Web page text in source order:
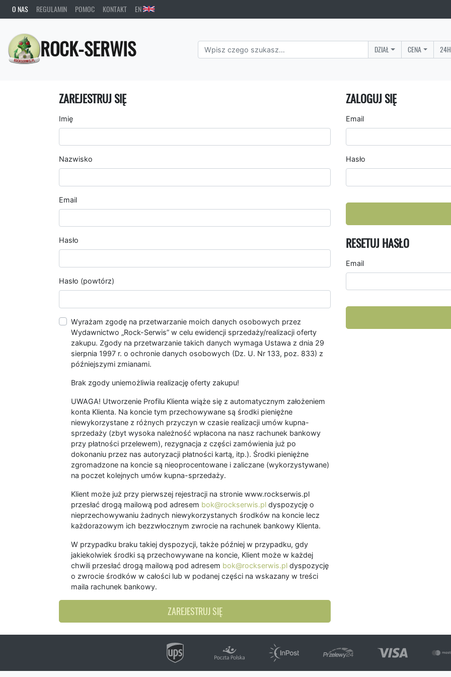
O NAS REGULAMIN POMOC KONTAKT EN
ROCK-SERWIS DZIAŁ CENA
ZAREJESTRUJ SIĘ
Imię
Nazwisko
Email
Hasło
Hasło (powtórz)
Wyrażam zgodę na przetwarzanie moich danych osobowych przez
Wydawnictwo „Rock-Serwis” w celu ewidencji sprzedaży/realizacji oferty
zakupu. Zgody na przetwarzanie takich danych wymaga Ustawa z dnia 29
sierpnia 1997 r. o ochronie danych osobowych (Dz. U. Nr 133, poz. 833) z
późniejszymi zmianami.
Brak zgody uniemożliwia realizację oferty zakupu!
UWAGA! Utworzenie Profilu Klienta wiąże się z automatycznym założeniem
konta Klienta. Na koncie tym przechowywane są środki pieniężne
niewykorzystane z różnych przyczyn w czasie realizacji umów kupna-
sprzedaży (zbyt wysoka należność wpłacona na nasz rachunek bankowy
przy płatności przelewem), rezygnacja z części zamówienia już po
dokonaniu przez nas autoryzacji płatności kartą, itp.). Środki pieniężne
zgromadzone na koncie są nieoprocentowane i zaliczane (wykorzystywane)
na poczet kolejnych umów kupna-sprzedaży.
Klient może już przy pierwszej rejestracji na stronie www.rockserwis.pl
przesłać drogą mailową pod adresem bok@rockserwis.pl dyspozycję o
nieprzechowywaniu żadnych niewykorzystanych środków na koncie lecz
każdorazowym ich bezzwłocznym zwrocie na rachunek bankowy Klienta.
W przypadku braku takiej dyspozycji, także później w przypadku, gdy
jakiekolwiek środki są przechowywane na koncie, Klient może w każdej
chwili przesłać drogą mailową pod adresem bok@rockserwis.pl dyspozycję
o zwrocie środków w całości lub w podanej części na wskazany w treści
maila rachunek bankowy.
ZAREJESTRUJ SIĘ
ZALOGUJ SIĘ
Email
Hasło
RESETUJ HASŁO
Email